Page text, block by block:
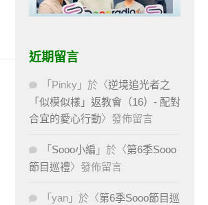
近期留言
「 Pinky 」於〈逆境追光者之
「似模似樣」返教會（16）- 配對
合宜的愛心行動〉發佈留言
「 Sooo小編 」於〈第6季Sooo
節目巡禮〉發佈留言
「 yan 」於〈第6季Sooo節目巡